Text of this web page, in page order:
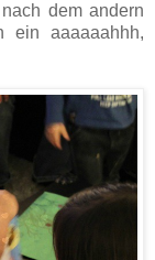
dem andern
aaaaaahhh,